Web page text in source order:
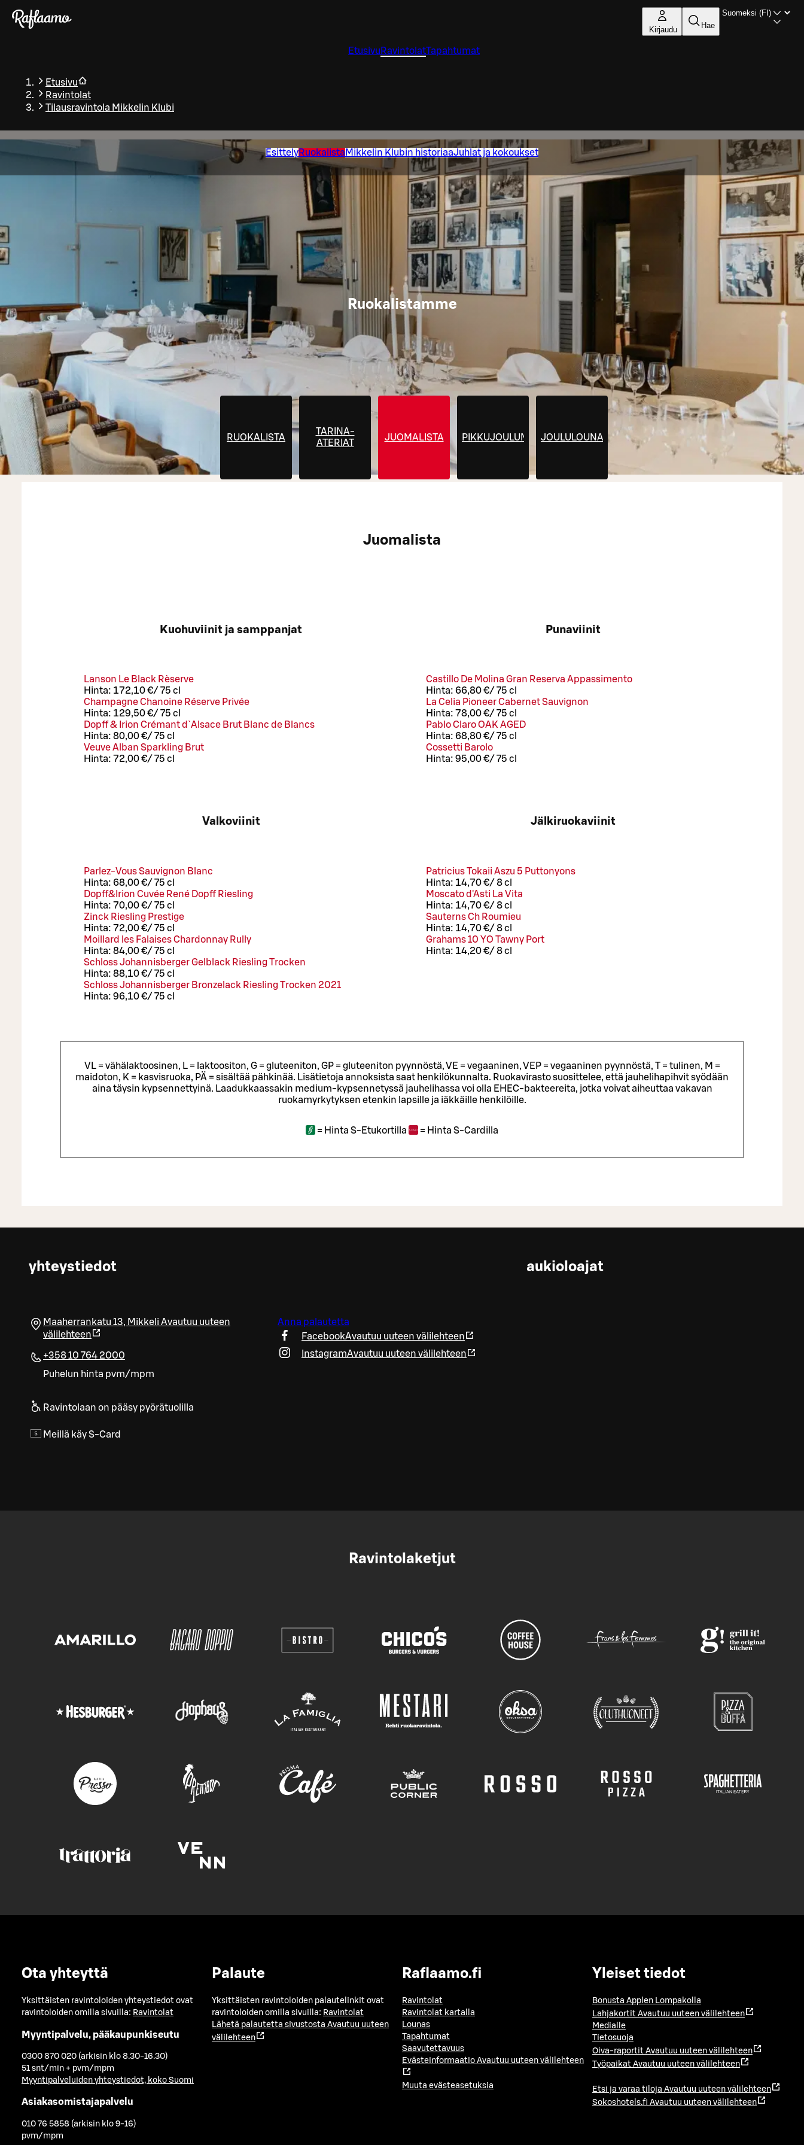
Siirry pääsisältöön
Kirjaudu Hae
Etusivu RavintolatTapahtumat
Etusivu
Ravintolat
Tilausravintola Mikkelin Klubi
EsittelyRuokalista Mikkelin Klubin historiaaJuhlat ja kokoukset
Ruokalistamme
RUOKALISTA
TARINA-
ATERIAT
JUOMALISTA PIKKUJOULUMENUJOULULOUNAS
Juomalista
Kuohuviinit ja samppanjat
Lanson Le Black Rèserve
Hinta: 172,10 €/ 75 cl
Champagne Chanoine Réserve Privée
Hinta: 129,50 €/ 75 cl
Dopff & Irion Crémant d`Alsace Brut Blanc de Blancs
Hinta: 80,00 €/ 75 cl
Veuve Alban Sparkling Brut
Hinta: 72,00 €/ 75 cl
Valkoviinit
Parlez-Vous Sauvignon Blanc
Hinta: 68,00 €/ 75 cl
Dopff&Irion Cuvée René Dopff Riesling
Hinta: 70,00 €/ 75 cl
Zinck Riesling Prestige
Hinta: 72,00 €/ 75 cl
Moillard les Falaises Chardonnay Rully
Hinta: 84,00 €/ 75 cl
Schloss Johannisberger Gelblack Riesling Trocken
Hinta: 88,10 €/ 75 cl
Schloss Johannisberger Bronzelack Riesling Trocken 2021
Hinta: 96,10 €/ 75 cl
Punaviinit
Castillo De Molina Gran Reserva Appassimento
Hinta: 66,80 €/ 75 cl
La Celia Pioneer Cabernet Sauvignon
Hinta: 78,00 €/ 75 cl
Pablo Claro OAK AGED
Hinta: 68,80 €/ 75 cl
Cossetti Barolo
Hinta: 95,00 €/ 75 cl
Jälkiruokaviinit
Patricius Tokaii Aszu 5 Puttonyons
Hinta: 14,70 €/ 8 cl
Moscato d'Asti La Vita
Hinta: 14,70 €/ 8 cl
Sauterns Ch Roumieu
Hinta: 14,70 €/ 8 cl
Grahams 10 YO Tawny Port
Hinta: 14,20 €/ 8 cl
VL = vähälaktoosinen, L = laktoositon, G = gluteeniton, GP = gluteeniton pyynnöstä, VE = vegaaninen, VEP = vegaaninen pyynnöstä, T = tulinen, M =
maidoton, K = kasvisruoka, PÄ = sisältää pähkinää. Lisätietoja annoksista saat henkilökunnalta. Ruokavirasto suosittelee, että jauhelihapihvit syödään
aina täysin kypsennettyinä. Laadukkaassakin medium-kypsennetyssä jauhelihassa voi olla EHEC-bakteereita, jotka voivat aiheuttaa vakavan
ruokamyrkytyksen etenkin lapsille ja iäkkäille henkilöille.
= Hinta S-Etukortilla = Hinta S-Cardilla
yhteystiedot
Maaherrankatu 13, Mikkeli Avautuu uuteen
välilehteen
+358 10 764 2000
Puhelun hinta pvm/mpm
Ravintolaan on pääsy pyörätuolilla
Meillä käy S-Card
Anna palautetta
FacebookAvautuu uuteen välilehteen
InstagramAvautuu uuteen välilehteen
aukioloajat
Ravintolaketjut
Ota yhteyttä
Yksittäisten ravintoloiden yhteystiedot ovat
ravintoloiden omilla sivuilla: Ravintolat
Myyntipalvelu, pääkaupunkiseutu
0300 870 020 (arkisin klo 8.30-16.30)
51 snt/min + pvm/mpm
Myyntipalveluiden yhteystiedot, koko Suomi
Asiakasomistajapalvelu
010 76 5858 (arkisin klo 9-16)
pvm/mpm
Palaute
Yksittäisten ravintoloiden palautelinkit ovat
ravintoloiden omilla sivuilla: Ravintolat
Lähetä palautetta sivustosta Avautuu uuteen
välilehteen
Raflaamo.fi
Ravintolat
Ravintolat kartalla
Lounas
Tapahtumat
Saavutettavuus
Evästeinformaatio Avautuu uuteen välilehteen
Muuta evästeasetuksia
Yleiset tiedot
Bonusta Applen Lompakolla
Lahjakortit Avautuu uuteen välilehteen
Medialle
Tietosuoja
Oiva-raportit Avautuu uuteen välilehteen
Työpaikat Avautuu uuteen välilehteen
Etsi ja varaa tiloja Avautuu uuteen välilehteen
Sokoshotels.fi Avautuu uuteen välilehteen